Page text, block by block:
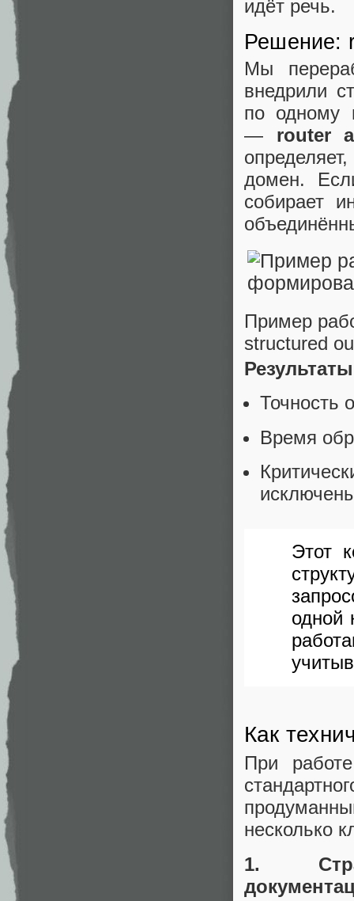
идёт речь.
Решение:
Мы
внедрили
по одному
— router
домен.
собирает
Пример
structured
Результаты
Точность
Время
Этот
одной
Как
При
несколько
1.